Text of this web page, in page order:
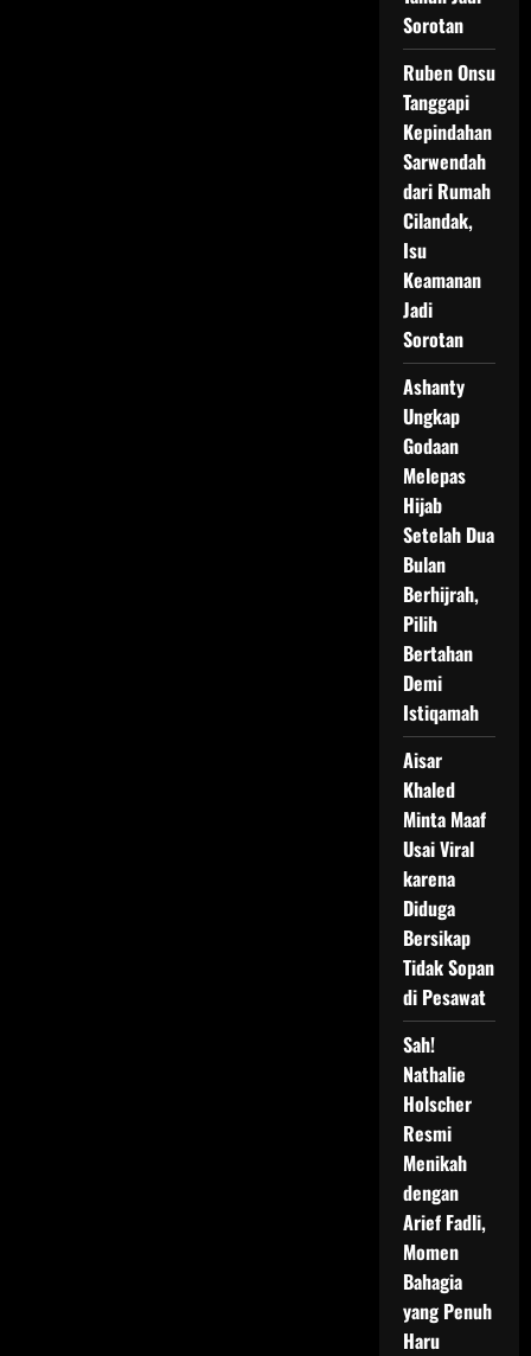
Sorotan
Ruben Onsu
Tanggapi
Kepindahan
Sarwendah
dari Rumah
Cilandak,
Isu
Keamanan
Jadi
Sorotan
Ashanty
Ungkap
Godaan
Melepas
Hijab
Setelah Dua
Bulan
Berhijrah,
Pilih
Bertahan
Demi
Istiqamah
Aisar
Khaled
Minta Maaf
Usai Viral
karena
Diduga
Bersikap
Tidak Sopan
di Pesawat
Sah!
Nathalie
Holscher
Resmi
Menikah
dengan
Arief Fadli,
Momen
Bahagia
yang Penuh
Haru